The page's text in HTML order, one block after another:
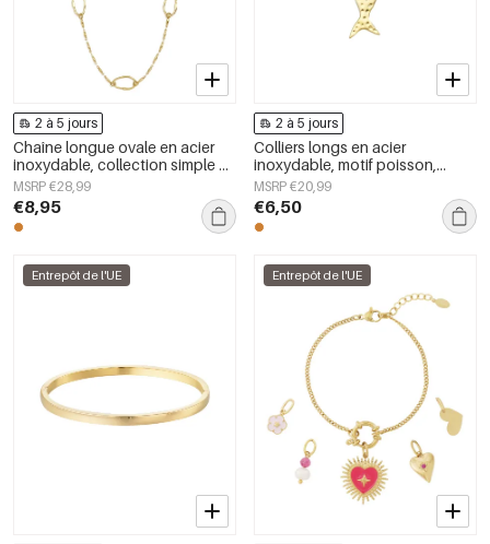
2 à 5 jours
Chaîne longue ovale en acier
inoxydable, collection simple et
quotidienne, bijou pour femme
MSRP €28,99
€8,95
2 à 5 jours
Colliers longs en acier
inoxydable, motif poisson,
collection décontractée et
simple pour femmes
MSRP €20,99
€6,50
Entrepôt de l'UE Entrepôt de l'UE